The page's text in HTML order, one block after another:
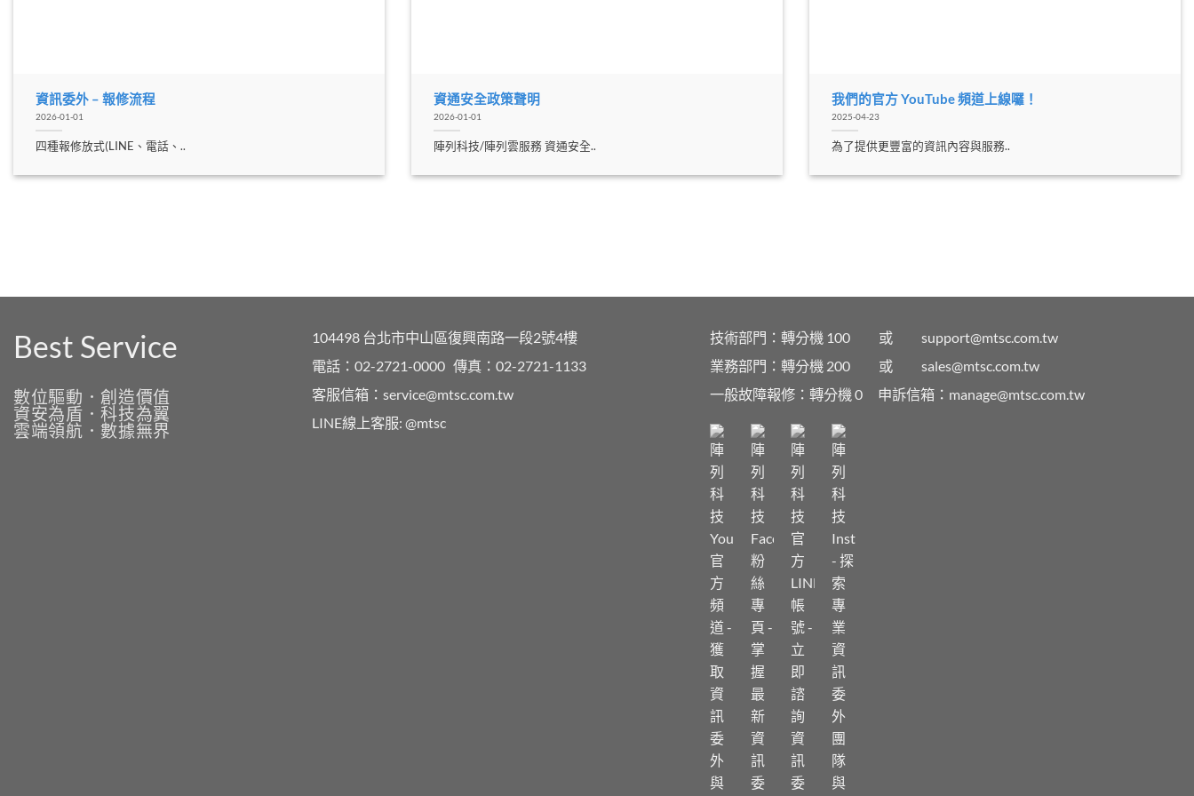
資訊委外 – 報修流程
2026-01-01
四種報修放式(LINE、電話、..
資通安全政策聲明
2026-01-01
陣列科技/陣列雲服務 資通安全..
我們的官方 YouTube 頻道上線囉！
2025-04-23
為了提供更豐富的資訊內容與服務..
Best Service
數位驅動．創造價值
資安為盾．科技為翼
雲端領航．數據無界
104498 台北市中山區復興南路一段2號4樓
電話：02-2721-0000 傳真：02-2721-1133
客服信箱： service@mtsc.com.tw
LINE線上客服: @mtsc
技術部門：轉分機 100 或 support@mtsc.com.tw
業務部門：轉分機 200 或 sales@mtsc.com.tw
一般故障報修：轉分機 0
申訴信箱： manage@mtsc.com.tw